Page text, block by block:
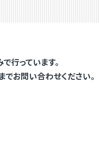
行っています。
お問い合わせください。